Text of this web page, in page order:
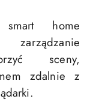
smart home
sceny,
zdalnie z